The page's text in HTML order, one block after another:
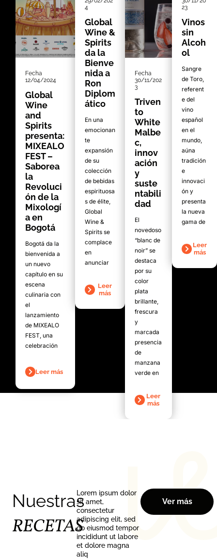
Fecha
12/04/2024
Global
Wine
and
Spirits
presenta:
MIXEALO
FEST –
Saborea
la
Revoluci
ón de la
Mixologí
a en
Bogotá
Bogotá da la
bienvenida a
un nuevo
capítulo en su
escena
culinaria con
el
lanzamiento
de MIXEALO
FEST, una
celebración
Leer más
4
Global
Wine &
Spirits
da la
Bienve
nida a
Ron
Diplom
ático
En una
emocionan
te
expansión
de su
colección
de bebidas
espirituosa
s de élite,
Global
Wine &
Spirits se
complace
en
anunciar
Leer
más
Fecha
30/11/202
3
Triven
to
White
Malbe
c,
innov
ación
y
suste
ntabili
dad
El
novedoso
“blanc de
noir” se
destaca
por su
color
plata
brillante,
frescura
y
marcada
presencia
de
manzana
verde en
Leer
más
23
Vinos
sin
Alcoh
ol
Sangre
de Toro,
referent
e del
vino
español
en el
mundo,
aúna
tradición
e
innovaci
ón y
presenta
la nueva
gama de
Leer
más
Nuestras
RECETAS
Lorem ipsum dolor
sit amet,
consectetur
adipiscing elit, sed
do eiusmod tempor
incididunt ut labore
et dolore magna
aliq
Ver más